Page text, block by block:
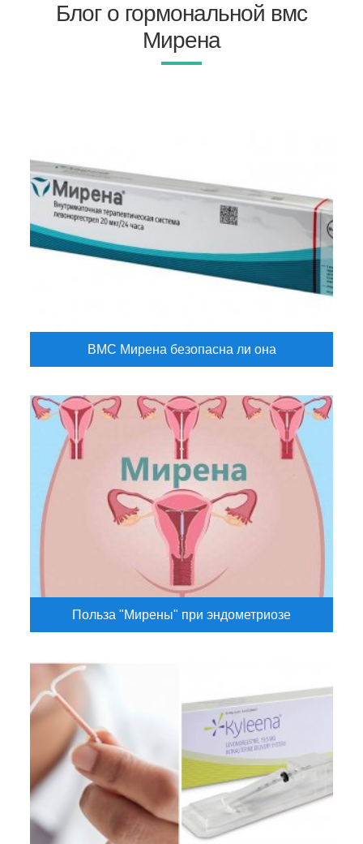
Блог о гормональной вмс
Мирена
ВМС Мирена безопасна ли она
Польза "Мирены" при эндометриозе